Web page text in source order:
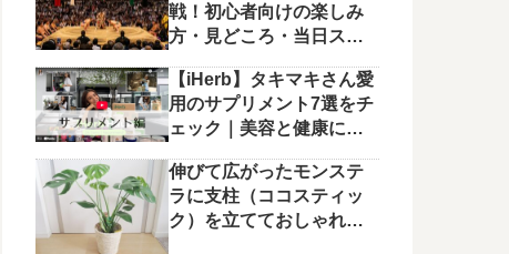
戦！初心者向けの楽しみ
方・見どころ・当日スケ
【iHerb】タキマキさん愛
用のサプリメント7選をチ
ェック｜美容と健康に役
伸びて広がったモンステ
ラに支柱（ココスティッ
ク）を立てておしゃれに